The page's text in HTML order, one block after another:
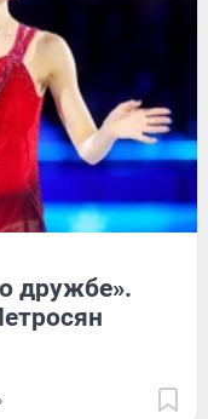
дружбе».